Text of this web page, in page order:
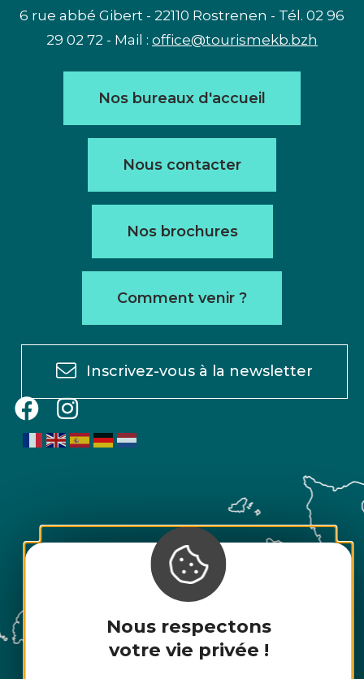
Nous respectons
votre vie privée !
6 rue abbé Gibert - 22110 Rostrenen - Tél. 02 96
29 02 72 - Mail : office@tourismekb.bzh
Nos bureaux d'accueil
Nous contacter
Nos brochures
Comment venir ?
Inscrivez-vous à la newsletter